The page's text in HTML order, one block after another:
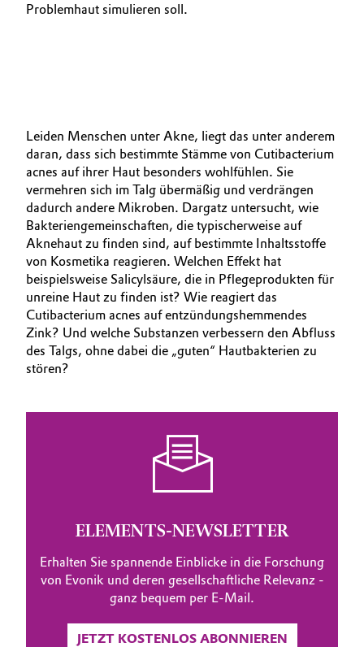
Problemhaut simulieren soll.
Leiden Menschen unter Akne, liegt das unter anderem
daran, dass sich bestimmte Stämme von Cutibacterium
acnes auf ihrer Haut besonders wohlfühlen. Sie
vermehren sich im Talg übermäßig und verdrängen
dadurch andere Mikroben. Dargatz untersucht, wie
Bakterien­gemeinschaften, die typischerweise auf
Aknehaut zu finden sind, auf bestimmte Inhaltsstoffe
von Kosmetika reagieren. Welchen Effekt hat
beispielsweise Salicylsäure, die in Pflegeprodukten für
unreine Haut zu finden ist? Wie reagiert das
Cutibacterium acnes auf entzündungshemmendes
Zink? Und welche Substanzen verbessern den Abfluss
des Talgs, ohne dabei die „guten“ Haut­bakterien zu
stören?
ELEMENTS-NEWSLETTER
Erhalten Sie spannende Einblicke in die Forschung
von Evonik und deren gesellschaftliche Relevanz -
ganz bequem per E-Mail.
JETZT KOSTENLOS ABONNIEREN